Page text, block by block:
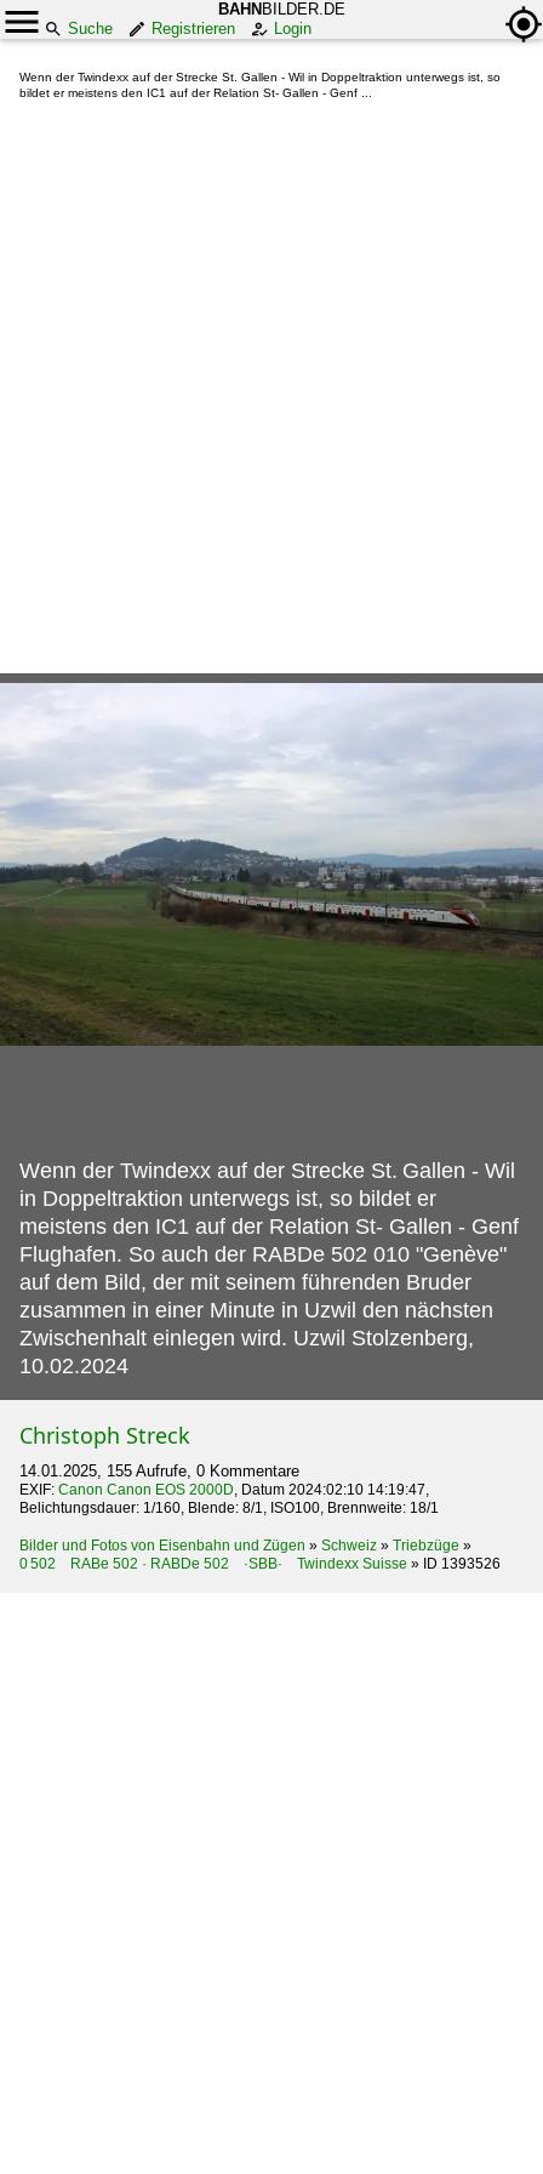
BAHN BILDER.DE
Suche
Registrieren Login
Wenn der Twindexx auf der Strecke St. Gallen - Wil in Doppeltraktion unterwegs ist, so
bildet er meistens den IC1 auf der Relation St- Gallen - Genf ...
Wenn der Twindexx auf der Strecke St. Gallen - Wil
in Doppeltraktion unterwegs ist, so bildet er
meistens den IC1 auf der Relation St- Gallen - Genf
Flughafen. So auch der RABDe 502 010 "Genève"
auf dem Bild, der mit seinem führenden Bruder
zusammen in einer Minute in Uzwil den nächsten
Zwischenhalt einlegen wird. Uzwil Stolzenberg,
10.02.2024
Christoph Streck
14.01.2025, 155 Aufrufe, 0 Kommentare
EXIF: Canon Canon EOS 2000D, Datum 2024:02:10 14:19:47,
Belichtungsdauer: 1/160, Blende: 8/1, ISO100, Brennweite: 18/1
Bilder und Fotos von Eisenbahn und Zügen » Schweiz » Triebzüge »
0 502 RABe 502 · RABDe 502 ·SBB· Twindexx Suisse » ID 1393526